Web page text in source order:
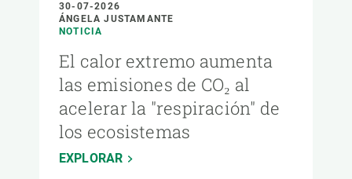
30-07-2026
ÁNGELA JUSTAMANTE
NOTICIA
El calor extremo aumenta
las emisiones de CO₂ al
acelerar la "respiración" de
los ecosistemas
EXPLORAR